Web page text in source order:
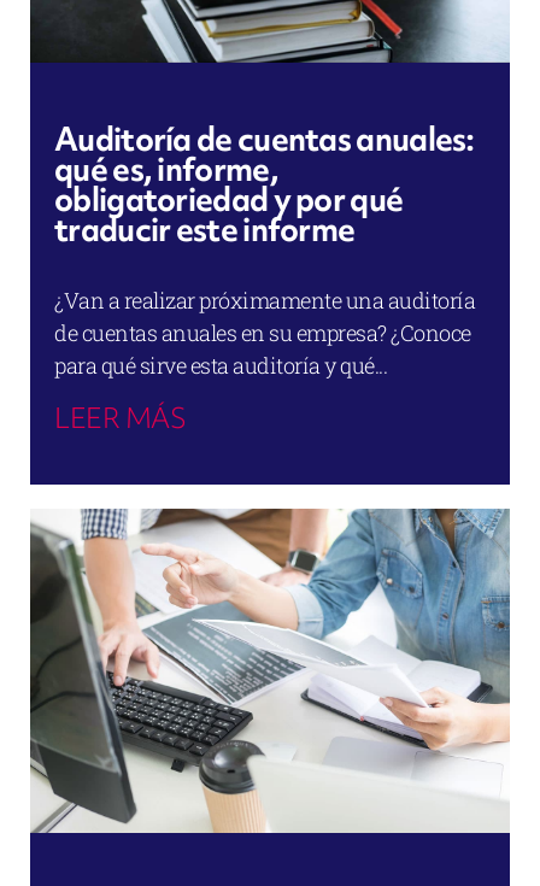
Auditoría de cuentas anuales:
qué es, informe,
obligatoriedad y por qué
traducir este informe
¿Van a realizar próximamente una auditoría
de cuentas anuales en su empresa? ¿Conoce
para qué sirve esta auditoría y qué...
LEER MÁS